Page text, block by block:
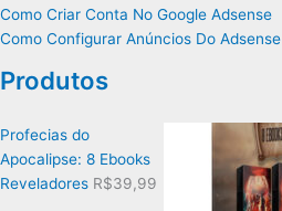
Como Criar Conta No Google Adsense
Como Configurar Anúncios Do Adsense
Produtos
Profecias do
Apocalipse: 8 Ebooks
Reveladores R$39,99